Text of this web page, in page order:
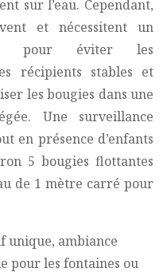
sur l’eau. Cependant,
et nécessitent un
pour éviter les
récipients stables et
les bougies dans une
Une surveillance
en présence d’enfants
5 bougies flottantes
de 1 mètre carré pour
unique, ambiance
pour les fontaines ou